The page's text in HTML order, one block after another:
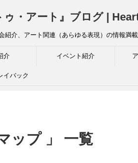
ゥ・アート』ブログ |
紹介、アート関連（あらゆる表現）の情報満載
介 イベント紹介
イバック
ップ 」 一覧